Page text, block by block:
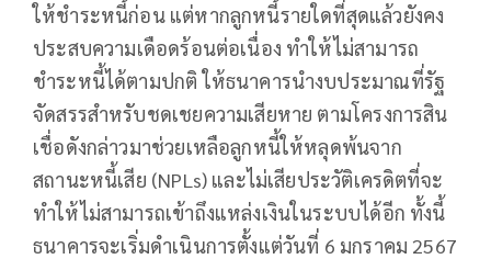
ให้ชำระหนี้ก่อน แต่หากลูกหนี้รายใดที่สุดแล้วยังคง
ประสบความเดือดร้อนต่อเนื่อง ทำให้ไม่สามารถ
ชำระหนี้ได้ตามปกติ ให้ธนาคารนำงบประมาณที่รัฐ
จัดสรรสำหรับชดเชยความเสียหาย ตามโครงการสิน
เชื่อดังกล่าวมาช่วยเหลือลูกหนี้ให้หลุดพ้นจาก
สถานะหนี้เสีย (NPLs) และไม่เสียประวัติเครดิตที่จะ
ทำให้ไม่สามารถเข้าถึงแหล่งเงินในระบบได้อีก ทั้งนี้
ธนาคารจะเริ่มดำเนินการตั้งแต่วันที่ 6 มกราคม 2567